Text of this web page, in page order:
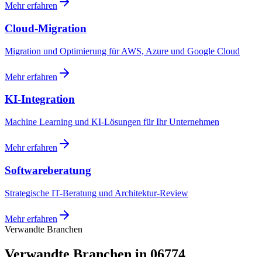
Mehr erfahren
Cloud-Migration
Migration und Optimierung für AWS, Azure und Google Cloud
Mehr erfahren
KI-Integration
Machine Learning und KI-Lösungen für Ihr Unternehmen
Mehr erfahren
Softwareberatung
Strategische IT-Beratung und Architektur-Review
Mehr erfahren
Verwandte Branchen
Verwandte Branchen in 06774